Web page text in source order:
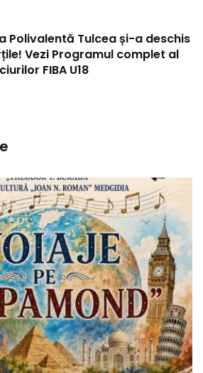
Polivalentă Tulcea și-a deschis
Vezi Programul complet al
FIBA U18